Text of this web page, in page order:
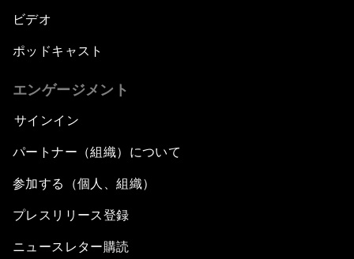
ビデオ
ポッドキャスト
エンゲージメント
サインイン
パートナー（組織）について
参加する（個人、組織）
プレスリリース登録
ニュースレター購読